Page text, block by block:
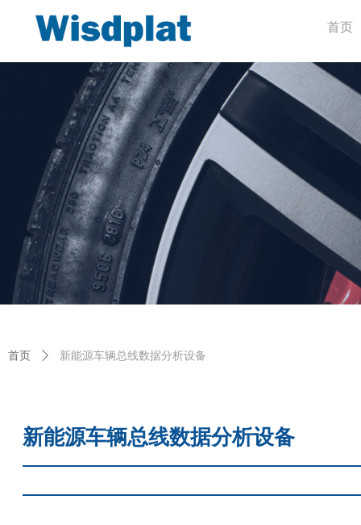
首页
新能源车辆总线数据分析设备
首页 ꄲ 新能源车辆总线数据分析设备